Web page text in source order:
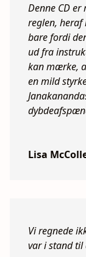
Denne CD
reglen, heraf
bare fordi
ud fra
kan mærke,
en mild
Lisa
Vi regnede
var i stand til